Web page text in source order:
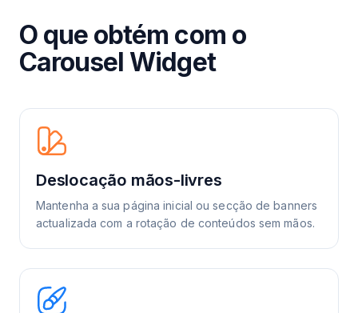
O que obtém com o
Carousel Widget
Deslocação mãos-livres
Mantenha a sua página inicial ou secção de banners
actualizada com a rotação de conteúdos sem mãos.